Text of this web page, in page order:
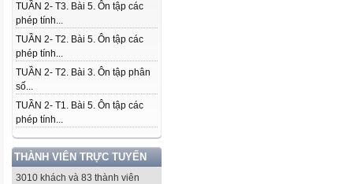
TUẦN 2- T3. Bài 5. Ôn tập các
phép tính...
TUẦN 2- T2. Bài 5. Ôn tập các
phép tính...
TUẦN 2- T2. Bài 3. Ôn tập phân
số...
TUẦN 2- T1. Bài 5. Ôn tập các
phép tính...
THÀNH VIÊN TRỰC TUYẾN
3010 khách và 83 thành viên